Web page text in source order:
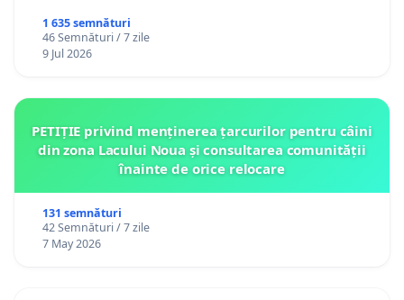
1 635 semnături
46 Semnături / 7 zile
9 Jul 2026
PETIȚIE privind menținerea țarcurilor pentru câini
din zona Lacului Noua și consultarea comunității
înainte de orice relocare
131 semnături
42 Semnături / 7 zile
7 May 2026